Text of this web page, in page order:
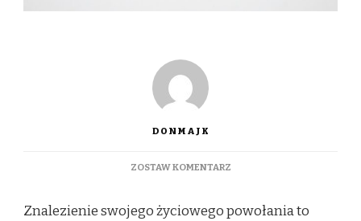
DONMAJK
ZOSTAW KOMENTARZDO
SWOJE
Znalezienie swojego życiowego powołania to